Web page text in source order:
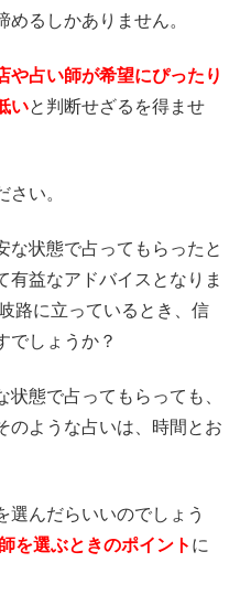
るしかありません。
や占い師が希望にぴったり
いと判断せざるを得ませ
い。
な状態で占ってもらったと
有益なアドバイスとなりま
路に立っているとき、信
でしょうか？
態で占ってもらっても、
のような占いは、時間とお
選んだらいいのでしょう
を選ぶときのポイント に